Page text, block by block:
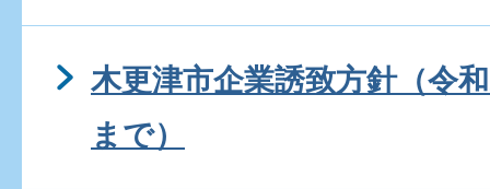
木更津市企業誘致方針（令
まで）